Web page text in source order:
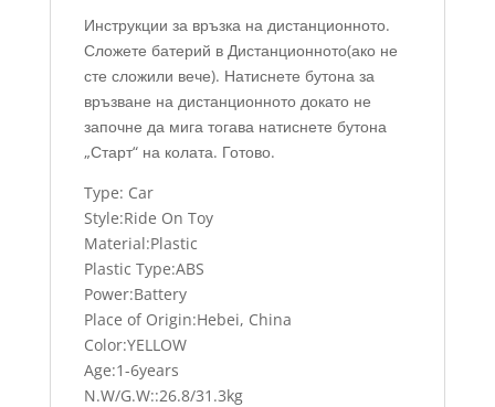
Инструкции за връзка на дистанционното.
Сложете батерий в Дистанционното(ако не
сте сложили вече). Натиснете бутона за
връзване на дистанционното докато не
започне да мига тогава натиснете бутона
„Старт“ на колата. Готово.
Type: Car
Style:Ride On Toy
Material:Plastic
Plastic Type:ABS
Power:Battery
Place of Origin:Hebei, China
Color:YELLOW
Age:1-6years
N.W/G.W::26.8/31.3kg